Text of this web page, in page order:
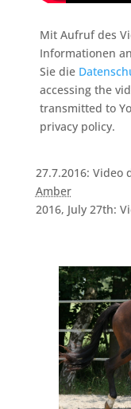
Mit Aufruf des
Informationen
Sie die
accessing the
transmitted to
privacy policy.
27.7.2016: Video
Amber
2016, July 27th: